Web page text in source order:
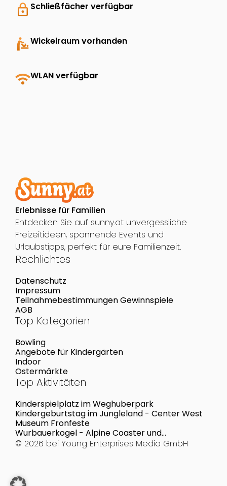
lock Schließfächer verfügbar
baby_changing_stationWickelraum vorhanden
wifiWLAN verfügbar
Erlebnisse für Familien
Entdecken Sie auf sunny.at unvergessliche
Freizeitideen, spannende Events und
Urlaubstipps, perfekt für eure Familienzeit.
Rechlichtes
Datenschutz
Impressum
Teilnahmebestimmungen Gewinnspiele
AGB
Top Kategorien
Bowling
Angebote für Kindergärten
Indoor
Ostermärkte
Top Aktivitäten
Kinderspielplatz im Weghuberpark
Kindergeburtstag im Jungleland - Center West
Museum Fronfeste
Wurbauerkogel - Alpine Coaster und
Sommerrodelbahn
© 2026 bei Young Enterprises Media GmbH